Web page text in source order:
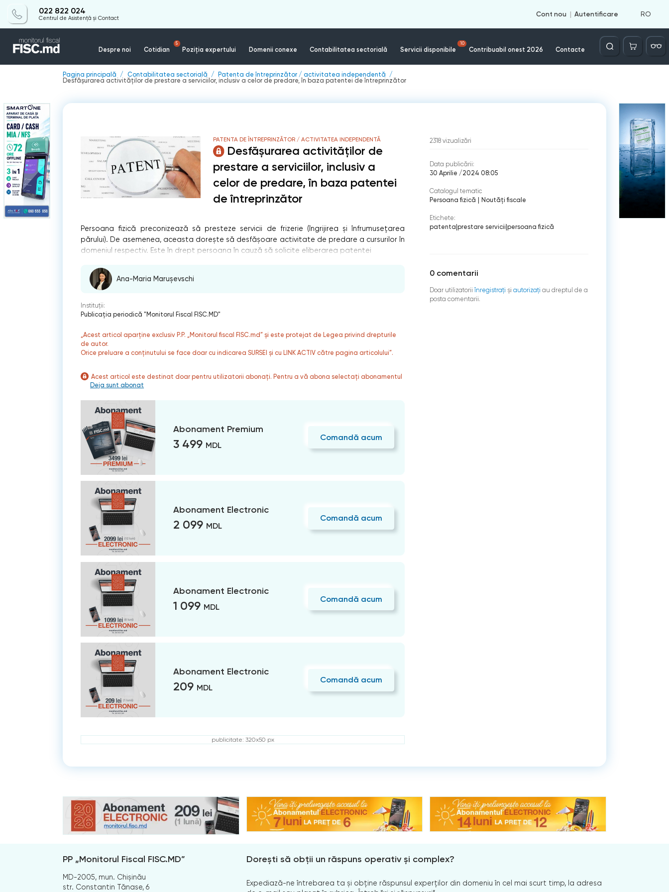
022 822 024
Centrul de Asistență și Contact
Cont nou Autentificare RO
Despre noi Cotidian
5
Poziția expertului Domenii conexe Contabilitatea sectorială Servicii disponibile
10
Contribuabil onest 2026 Contacte
Căutare
Pagina principală Contabilitatea sectorială
Patenta de întreprinzător / activitatea independentă
Desfășurarea activităților de prestare a serviciilor, inclusiv a celor de predare, în baza patentei de întreprinzător
PATENTA DE ÎNTREPRINZĂTOR / ACTIVITATEA INDEPENDENTĂ
Desfășurarea activităților de
prestare a serviciilor, inclusiv a
celor de predare, în baza patentei
de întreprinzător
Persoana fizică preconizează să presteze servicii de frizerie (îngrijirea și înfrumusețarea
părului). De asemenea, aceasta dorește să desfășoare activitate de predare a cursurilor în
domeniul respectiv. Este în drept persoana în cauză să solicite eliberarea patentei
Ana-Maria Marușevschi
Instituții:
Publicaţia periodică "Monitorul Fiscal FISC.MD"
„Acest articol aparține exclusiv P.P. „Monitorul fiscal FISC.md” și este protejat de Legea privind drepturile
de autor.
Orice preluare a conținutului se face doar cu indicarea SURSEI și cu LINK ACTIV către pagina articolului”.
Acest articol este destinat doar pentru utilizatorii abonați. Pentru a vă abona selectați abonamentul
Deja sunt abonat
Abonament Premium
3 499 MDL
Comandă acum
Abonament Electronic
2 099 MDL
Comandă acum
Abonament Electronic
1 099 MDL
Comandă acum
Abonament Electronic
209 MDL
Comandă acum
publicitate: 320x50 px
2318 vizualizări
Data publicării:
30 Aprilie /2024 08:05
Catalogul tematic
Persoana fizică
Noutăți fiscale
Etichete:
patenta prestare servicii persoana fizică
0 comentarii
Doar utilizatorii înregistraţi şi autorizați au dreptul de a
posta comentarii.
PP „Monitorul Fiscal FISC.MD”
MD-2005, mun. Chișinău
str. Constantin Tănase, 6
Dorești să obții un răspuns operativ și complex?
Expediază-ne întrebarea ta și obține răspunsul experților din domeniu în cel mai scurt timp, la adresa